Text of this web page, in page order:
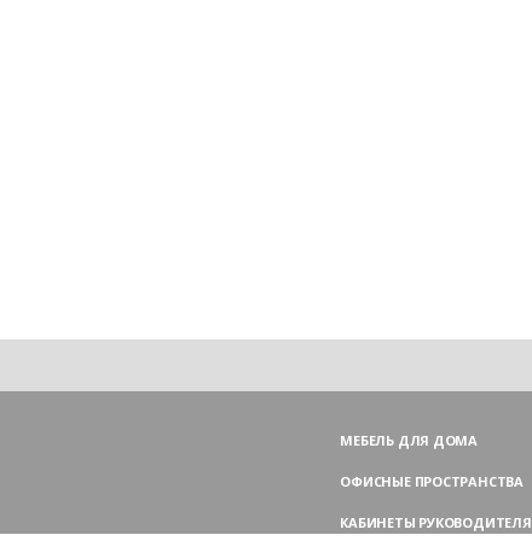
МЕБЕЛЬ ДЛЯ ДОМА
ОФИСНЫЕ ПРОСТРАНСТВА
КАБИНЕТЫ РУКОВОДИТЕЛЯ